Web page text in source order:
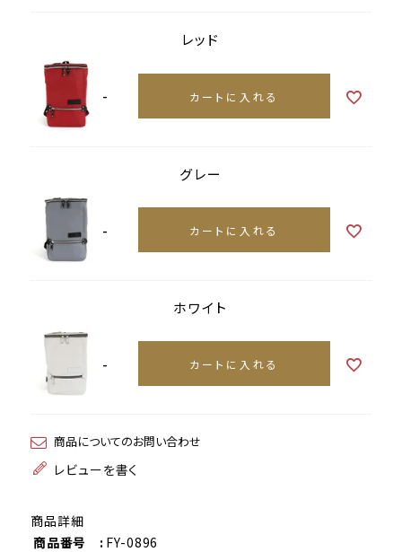
レッド
- カートに入れる
グレー
- カートに入れる
ホワイト
- カートに入れる
商品についてのお問い合わせ
レビューを書く
商品詳細
商品番号 : FY-0896